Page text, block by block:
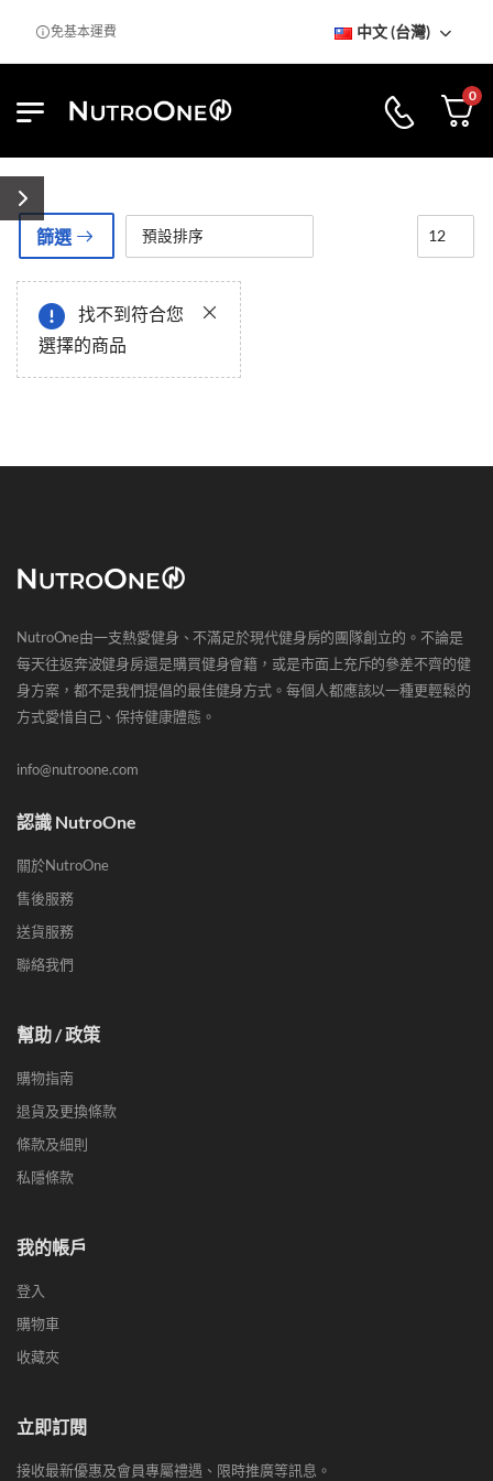
免基本運費 中文 (台灣)
0
篩選
找不到符合您
選擇的商品
NutroOne由一支熱愛健身、不滿足於現代健身房的團隊創立的。不論是
每天往返奔波健身房還是購買健身會籍，或是市面上充斥的參差不齊的健
身方案，都不是我們提倡的最佳健身方式。每個人都應該以一種更輕鬆的
方式愛惜自己、保持健康體態。
info@nutroone.com
認識 NutroOne
關於NutroOne
售後服務
送貨服務
聯絡我們
幫助 / 政策
購物指南
退貨及更換條款
條款及細則
私隱條款
我的帳戶
登入
購物車
收藏夾
立即訂閱
接收最新優惠及會員專屬禮遇、限時推廣等訊息。